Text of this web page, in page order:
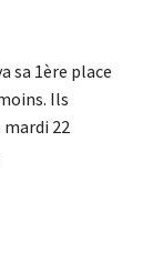
sa 1ère place
Ils
22